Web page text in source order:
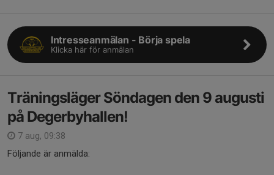
Intresseanmälan - Börja spela
Klicka här för anmälan
Träningsläger Söndagen den 9 augusti
på Degerbyhallen!
7 aug, 09:38
Följande är anmälda: